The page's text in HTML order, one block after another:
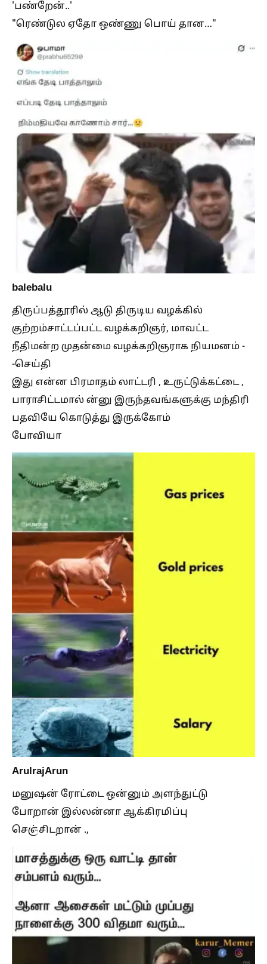
'பண்றேன்..'
"ரெண்டுல ஏதோ ஒண்ணு பொய் தான…"
balebalu
திருப்பத்தூரில் ஆடு திருடிய வழக்கில்
குற்றம்சாட்டப்பட்ட வழக்கறிஞர், மாவட்ட
நீதிமன்ற முதன்மை வழக்கறிஞராக நியமனம் -
-செய்தி
இது என்ன பிரமாதம் லாட்டரி , உருட்டுக்கட்டை ,
பாராசிட்டமால் ன்னு இருந்தவங்களுக்கு மந்திரி
பதவியே கொடுத்து இருக்கோம்
போவியா
ArulrajArun
மனுஷன் ரோட்டை ஒன்னும் அளந்துட்டு
போறான் இல்லன்னா ஆக்கிரமிப்பு
செஞ்சிடறான் .,